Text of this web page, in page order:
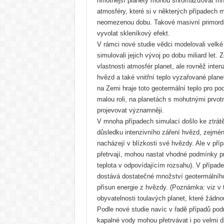
atmosféry, které si v některých případech
neomezenou dobu. Takové masivní
vyvolat skleníkový efekt.
V rámci nové studie vědci modelovali
simulovali jejich vývoj po dobu miliard let.
vlastnosti atmosfér planet, ale rovněž
hvězd a také vnitřní teplo vyzařované
na Zemi hraje toto geotermální teplo pro
malou roli, na planetách s mohutnými
projevovat významněji.
V mnoha případech simulací došlo ke
důsledku intenzivního záření hvězd,
nacházejí v blízkosti své hvězdy. Ale v
přetrvají, mohou nastat vhodné podmínky
teplota v odpovídajícím rozsahu). V
dostává dostatečné množství
přísun energie z hvězdy. (Poznámka: viz
obyvatelnosti toulavých planet, které
Podle nové studie navíc v řadě případů
kapalné vody mohou přetrvávat i po velmi